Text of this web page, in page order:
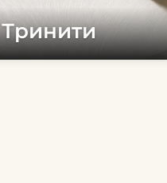
Тринити